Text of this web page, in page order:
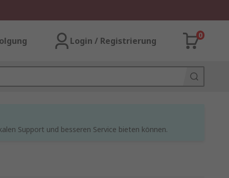
Login / Registrierung
0
Support und besseren Service bieten können.